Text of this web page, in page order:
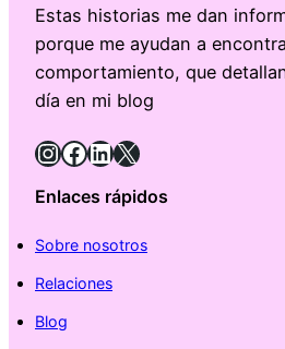
Estas historias me dan
porque me ayudan a
comportamiento, que
día en mi blog
InstagramFacebook LinkedIn X
Enlaces rápidos
Sobre nosotros
Relaciones
Blog